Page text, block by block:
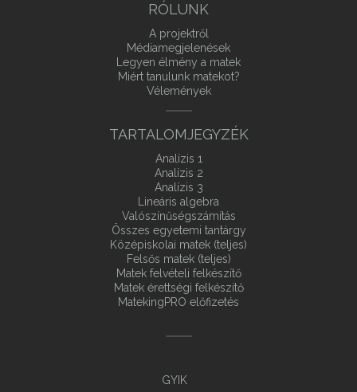
RÓLUNK
A projektről
Médiamegjelenések
Legyen élmény a matek
Miért tanulunk matekot?
Vélemények
TARTALOMJEGYZÉK
Analízis 1
Analízis 2
Analízis 3
Lineáris algebra
Valószínűségszámítás
Összes egyetemi tantárgy
Középiskolai matek (teljes)
Felsős matek (teljes)
Matek felvételi felkészítő
Matek érettségi felkészítő
MatekingPRO előfizetés
GYIK